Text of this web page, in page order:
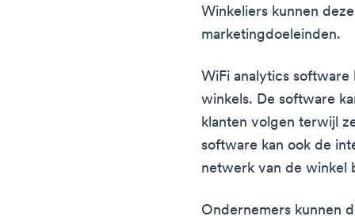
Winkeliers kunnen
marketingdoeleinden.
WiFi analytics
winkels. De software
klanten volgen terwijl
software kan ook de
netwerk van de winkel
Ondernemers kunnen